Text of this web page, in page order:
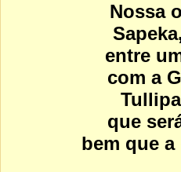
Nossa
entre
com a
que
bem que